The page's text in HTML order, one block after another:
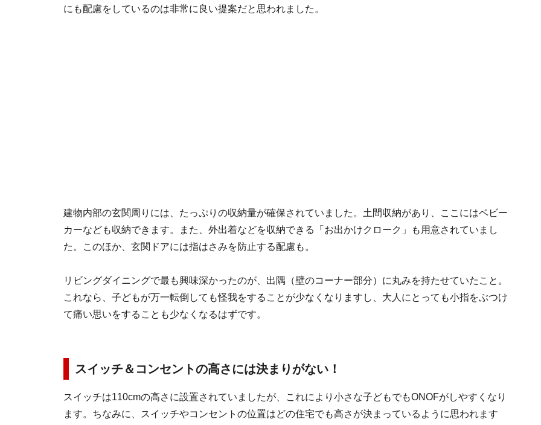
にも配慮をしているのは非常に良い提案だと思われました。
建物内部の玄関周りには、たっぷりの収納量が確保されていました。土間収納があり、ここにはベビー
カーなども収納できます。また、外出着などを収納できる「お出かけクローク」も用意されていまし
た。このほか、玄関ドアには指はさみを防止する配慮も。
リビングダイニングで最も興味深かったのが、出隅（壁のコーナー部分）に丸みを持たせていたこと。
これなら、子どもが万一転倒しても怪我をすることが少なくなりますし、大人にとっても小指をぶつけ
て痛い思いをすることも少なくなるはずです。
スイッチ＆コンセントの高さには決まりがない！
スイッチは110cmの高さに設置されていましたが、これにより小さな子どもでもONOFがしやすくなり
ます。ちなみに、スイッチやコンセントの位置はどの住宅でも高さが決まっているように思われます